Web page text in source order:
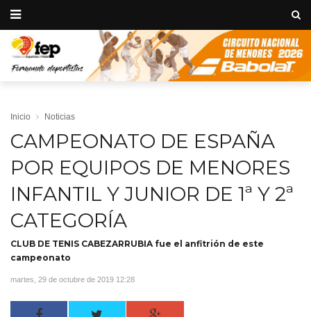
Inicio Noticias
CAMPEONATO DE ESPAÑA
POR EQUIPOS DE MENORES
INFANTIL Y JUNIOR DE 1ª Y 2ª
CATEGORÍA
CLUB DE TENIS CABEZARRUBIA fue el anfitrión de este
campeonato
martes, 29 de octubre de 2019 12:28